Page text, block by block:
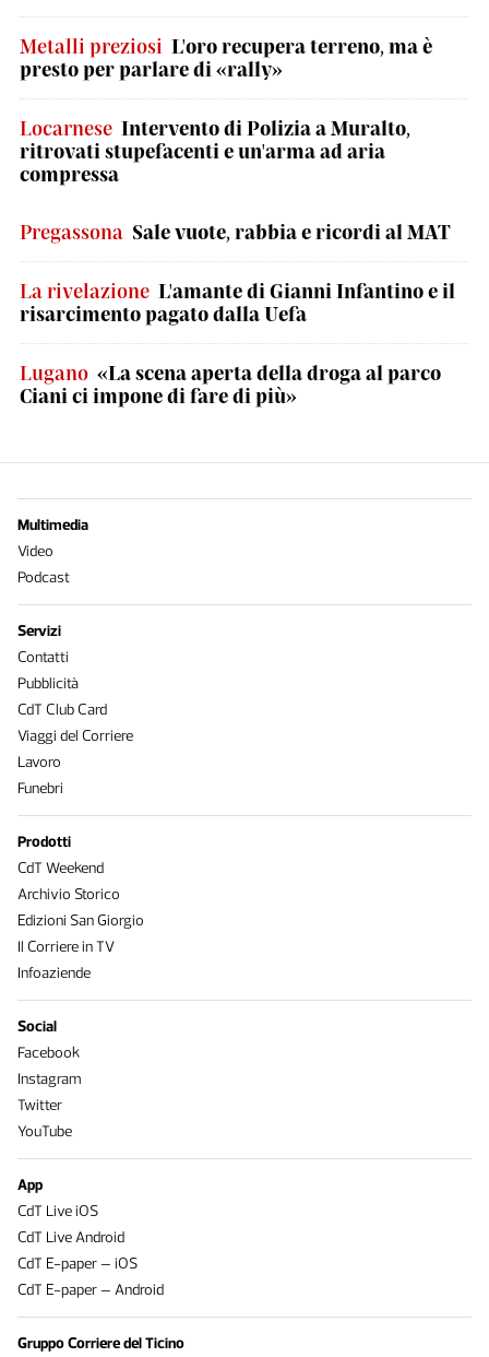
Metalli preziosi L'oro recupera terreno, ma è
presto per parlare di «rally»
Locarnese Intervento di Polizia a Muralto,
ritrovati stupefacenti e un'arma ad aria
compressa
Pregassona Sale vuote, rabbia e ricordi al MAT
La rivelazione L'amante di Gianni Infantino e il
risarcimento pagato dalla Uefa
Lugano «La scena aperta della droga al parco
Ciani ci impone di fare di più»
Multimedia
Video
Podcast
Servizi
Contatti
Pubblicità
CdT Club Card
Viaggi del Corriere
Lavoro
Funebri
Prodotti
CdT Weekend
Archivio Storico
Edizioni San Giorgio
Il Corriere in TV
Infoaziende
Social
Facebook
Instagram
Twitter
YouTube
App
CdT Live iOS
CdT Live Android
CdT E-paper – iOS
CdT E-paper – Android
Gruppo Corriere del Ticino